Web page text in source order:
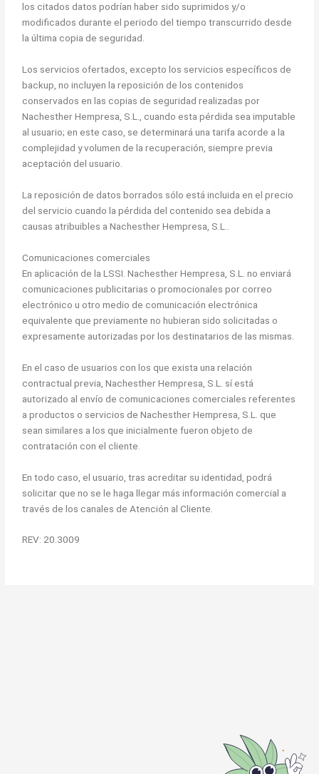
los citados datos podrían haber sido suprimidos y/o
modificados durante el periodo del tiempo transcurrido desde
la última copia de seguridad.
Los servicios ofertados, excepto los servicios específicos de
backup, no incluyen la reposición de los contenidos
conservados en las copias de seguridad realizadas por
Nachesther Hempresa, S.L., cuando esta pérdida sea imputable
al usuario; en este caso, se determinará una tarifa acorde a la
complejidad y volumen de la recuperación, siempre previa
aceptación del usuario.
La reposición de datos borrados sólo está incluida en el precio
del servicio cuando la pérdida del contenido sea debida a
causas atribuibles a Nachesther Hempresa, S.L..
Comunicaciones comerciales
En aplicación de la LSSI. Nachesther Hempresa, S.L. no enviará
comunicaciones publicitarias o promocionales por correo
electrónico u otro medio de comunicación electrónica
equivalente que previamente no hubieran sido solicitadas o
expresamente autorizadas por los destinatarios de las mismas.
En el caso de usuarios con los que exista una relación
contractual previa, Nachesther Hempresa, S.L. sí está
autorizado al envío de comunicaciones comerciales referentes
a productos o servicios de Nachesther Hempresa, S.L. que
sean similares a los que inicialmente fueron objeto de
contratación con el cliente.
En todo caso, el usuario, tras acreditar su identidad, podrá
solicitar que no se le haga llegar más información comercial a
través de los canales de Atención al Cliente.
REV: 20.3009